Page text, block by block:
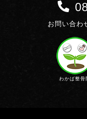
お問い合わ
わかば整骨